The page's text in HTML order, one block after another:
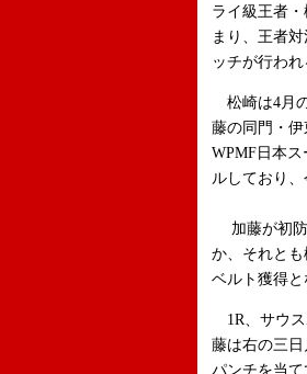
ライ級王者
まり、王者
ッチが行われ
松崎は4月
藤の同門・
WPMF日本
ルしており
加藤が初防
か、それと
ベルト獲得と
1R、サウス
藤は右の三
パンチを当